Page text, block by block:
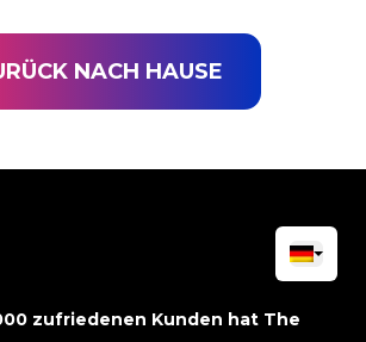
NACH HAUSE
zufriedenen Kunden hat The